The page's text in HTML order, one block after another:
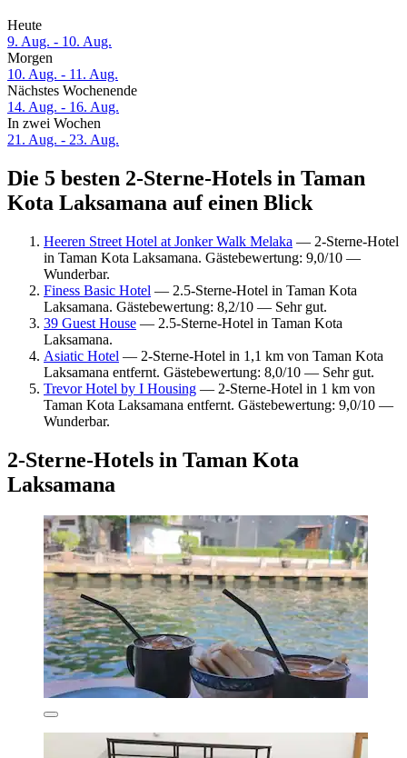
Heute
9. Aug. - 10. Aug.
Morgen
10. Aug. - 11. Aug.
Nächstes Wochenende
14. Aug. - 16. Aug.
In zwei Wochen
21. Aug. - 23. Aug.
Die 5 besten 2-Sterne-Hotels in Taman
Kota Laksamana auf einen Blick
Heeren Street Hotel at Jonker Walk Melaka — 2-Sterne-Hotel
in Taman Kota Laksamana. Gästebewertung: 9,0/10 —
Wunderbar.
Finess Basic Hotel — 2.5-Sterne-Hotel in Taman Kota
Laksamana. Gästebewertung: 8,2/10 — Sehr gut.
39 Guest House — 2.5-Sterne-Hotel in Taman Kota
Laksamana.
Asiatic Hotel — 2-Sterne-Hotel in 1,1 km von Taman Kota
Laksamana entfernt. Gästebewertung: 8,0/10 — Sehr gut.
Trevor Hotel by I Housing — 2-Sterne-Hotel in 1 km von
Taman Kota Laksamana entfernt. Gästebewertung: 9,0/10 —
Wunderbar.
2-Sterne-Hotels in Taman Kota
Laksamana